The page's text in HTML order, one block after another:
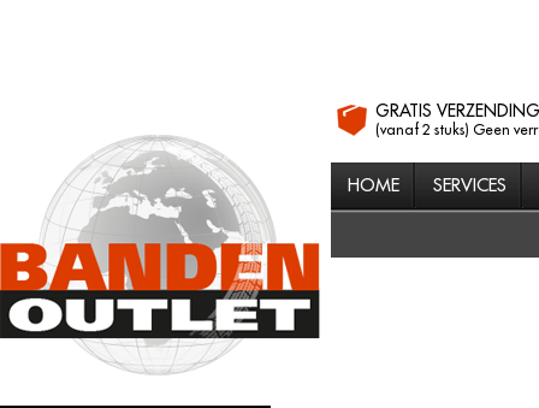
GRATIS VERZENDING
(vanaf 2 stuks) Geen
HOME SERVICES